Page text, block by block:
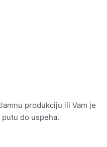
produkciju ili Vam je
do uspeha.